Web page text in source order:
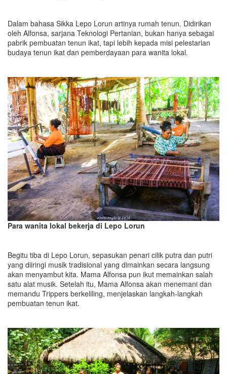
Dalam bahasa Sikka Lepo Lorun artinya rumah tenun. Didirikan
oleh Alfonsa, sarjana Teknologi Pertanian, bukan hanya sebagai
pabrik pembuatan tenun ikat, tapi lebih kepada misi pelestarian
budaya tenun ikat dan pemberdayaan para wanita lokal.
Para wanita lokal bekerja di Lepo Lorun
Begitu tiba di Lepo Lorun, sepasukan penari cilik putra dan putri
yang diiringi musik tradisional yang dimainkan secara langsung
akan menyambut kita. Mama Alfonsa pun ikut memainkan salah
satu alat musik. Setelah itu, Mama Alfonsa akan menemani dan
memandu Trippers berkeliling, menjelaskan langkah-langkah
pembuatan tenun ikat.